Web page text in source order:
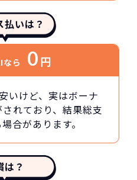
払いは？
ら 0円
いけど、実はボーナ
れており、結果総支
合があります。
は？